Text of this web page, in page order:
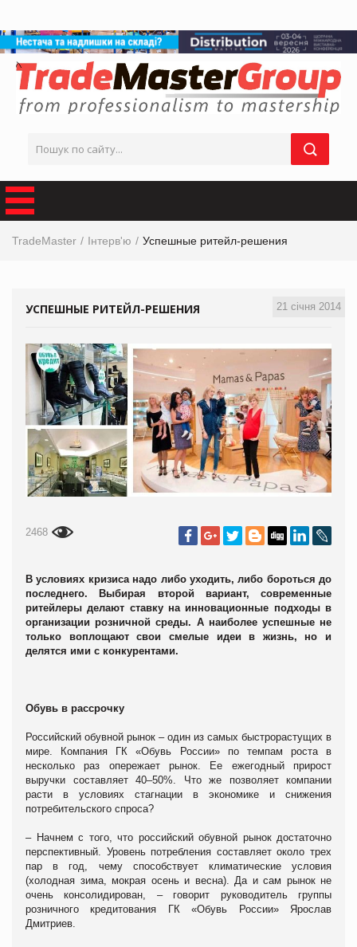
TradeMaster Інтерв'ю Успешные ритейл-решения
21 січня 2014
УСПЕШНЫЕ РИТЕЙЛ-РЕШЕНИЯ
2468
В условиях кризиса надо либо уходить, либо бороться до
последнего. Выбирая второй вариант, современные
ритейлеры делают ставку на инновационные подходы в
организации розничной среды. А наиболее успешные не
только воплощают свои смелые идеи в жизнь, но и
делятся ими с конкурентами.
Обувь в рассрочку
Российский обувной рынок – один из самых быстрорастущих в
мире. Компания ГК «Обувь России» по темпам роста в
несколько раз опережает рынок. Ее ежегодный прирост
выручки составляет 40–50%. Что же позволяет компании
расти в условиях стагнации в экономике и снижения
потребительского спроса?
– Начнем с того, что российский обувной рынок достаточно
перспективный. Уровень потребления составляет около трех
пар в год, чему способствует климатические условия
(холодная зима, мокрая осень и весна). Да и сам рынок не
очень консолидирован, – говорит руководитель группы
розничного кредитования ГК «Обувь России» Ярослав
Дмитриев.